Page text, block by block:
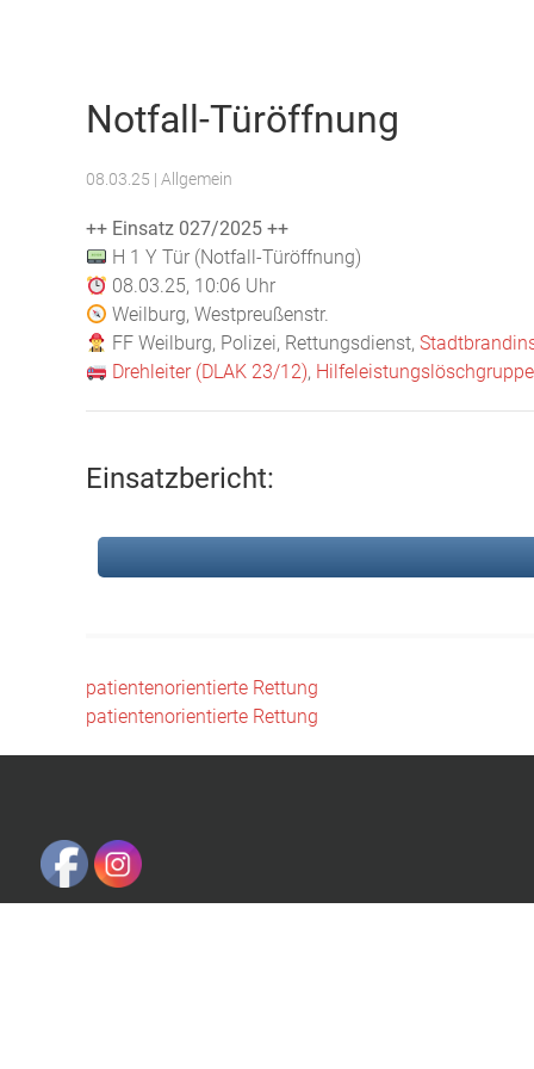
Notfall-Türöffnung
08.03.25 | Allgemein
++ Einsatz 027/2025 ++
H 1 Y Tür (Notfall-Türöffnung)
08.03.25, 10:06 Uhr
Weilburg, Westpreußenstr.
FF Weilburg, Polizei, Rettungsdienst,
Drehleiter (DLAK 23/12),
Einsatzbericht:
Beitragsnavigation
patientenorientierte Rettung
patientenorientierte Rettung